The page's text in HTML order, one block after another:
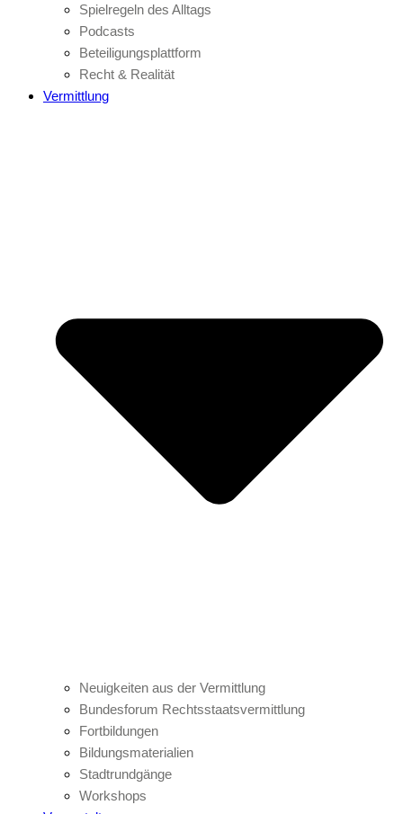
Spielregeln des Alltags
Podcasts
Beteiligungsplattform
Recht & Realität
Vermittlung
Neuigkeiten aus der Vermittlung
Bundesforum Rechtsstaatsvermittlung
Fortbildungen
Bildungsmaterialien
Stadtrundgänge
Workshops